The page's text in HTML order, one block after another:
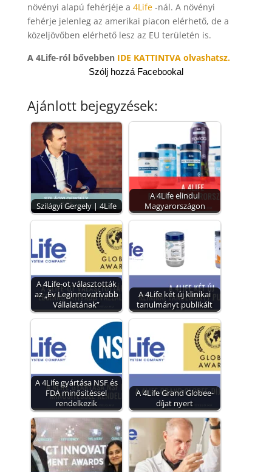
növényi alapú fehérjéje a 4Life -nál. A növényi
fehérje jelenleg az amerikai piacon elérhető, de a
közeljövőben elérhető lesz az EU területén is.
A 4Life-ról bővebben IDE KATTINTVA olvashatsz.
Szólj hozzá Facebookal
Ajánlott bejegyzések:
Szilágyi Gergely | 4Life
A 4Life elindul
Magyarországon
A 4Life-ot választották
az „Év Leginnovatívabb
Vállalatának”
A 4Life két új klinikai
tanulmányt publikált
A 4Life gyártása NSF és
FDA minősítéssel
rendelkezik
A 4Life Grand Globee-
díjat nyert